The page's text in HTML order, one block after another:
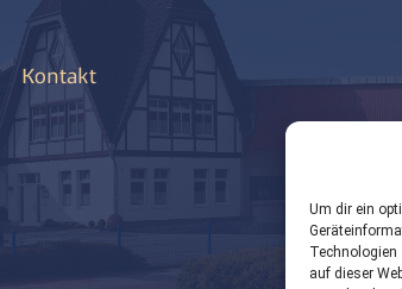
Um dir ein
Technologien
auf dieser
Kontakt